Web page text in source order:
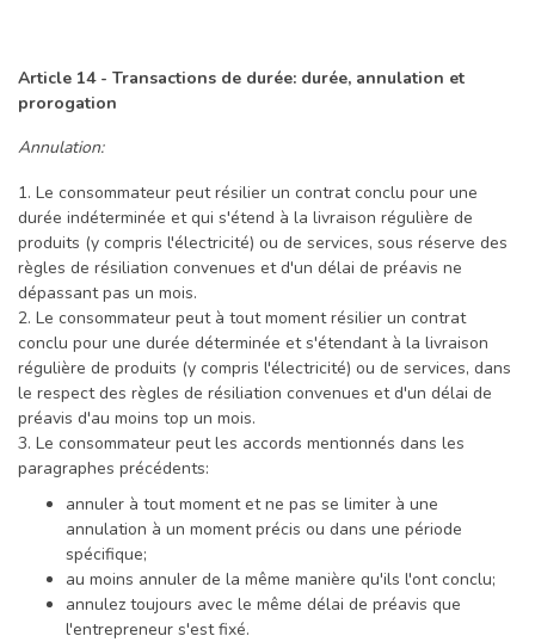
Article 14 - Transactions de durée: durée, annulation et
prorogation
Annulation:
1. Le consommateur peut résilier un contrat conclu pour une
durée indéterminée et qui s'étend à la livraison régulière de
produits (y compris l'électricité) ou de services, sous réserve des
règles de résiliation convenues et d'un délai de préavis ne
dépassant pas un mois.
2. Le consommateur peut à tout moment résilier un contrat
conclu pour une durée déterminée et s'étendant à la livraison
régulière de produits (y compris l'électricité) ou de services, dans
le respect des règles de résiliation convenues et d'un délai de
préavis d'au moins top un mois.
3. Le consommateur peut les accords mentionnés dans les
paragraphes précédents:
annuler à tout moment et ne pas se limiter à une
annulation à un moment précis ou dans une période
spécifique;
au moins annuler de la même manière qu'ils l'ont conclu;
annulez toujours avec le même délai de préavis que
l'entrepreneur s'est fixé.